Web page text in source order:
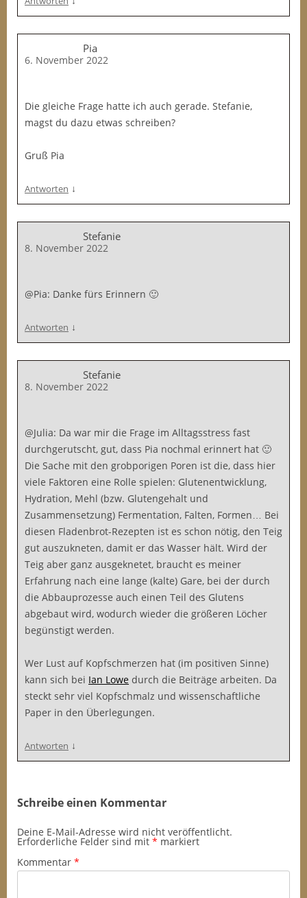
Pia
6. November 2022
Die gleiche Frage hatte ich auch gerade. Stefanie,
magst du dazu etwas schreiben?
Gruß Pia
Antworten ↓
Stefanie
8. November 2022
@Pia: Danke fürs Erinnern 🙂
Antworten ↓
Stefanie
8. November 2022
@Julia: Da war mir die Frage im Alltagsstress fast
durchgerutscht, gut, dass Pia nochmal erinnert hat 🙂
Die Sache mit den grobporigen Poren ist die, dass hier
viele Faktoren eine Rolle spielen: Glutenentwicklung,
Hydration, Mehl (bzw. Glutengehalt und
Zusammensetzung) Fermentation, Falten, Formen… Bei
diesen Fladenbrot-Rezepten ist es schon nötig, den Teig
gut auszukneten, damit er das Wasser hält. Wird der
Teig aber ganz ausgeknetet, braucht es meiner
Erfahrung nach eine lange (kalte) Gare, bei der durch
die Abbauprozesse auch einen Teil des Glutens
abgebaut wird, wodurch wieder die größeren Löcher
begünstigt werden.
Wer Lust auf Kopfschmerzen hat (im positiven Sinne)
kann sich bei Ian Lowe durch die Beiträge arbeiten. Da
steckt sehr viel Kopfschmalz und wissenschaftliche
Paper in den Überlegungen.
Antworten ↓
Schreibe einen Kommentar
Deine E-Mail-Adresse wird nicht veröffentlicht.
Erforderliche Felder sind mit * markiert
Kommentar *